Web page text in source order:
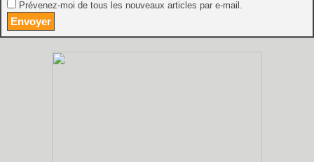
Prévenez-moi de tous les nouveaux articles par e-mail.